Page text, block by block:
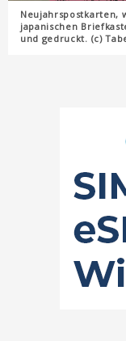
Neujahrspostkarten,
japanischen
und gedruckt. (c)